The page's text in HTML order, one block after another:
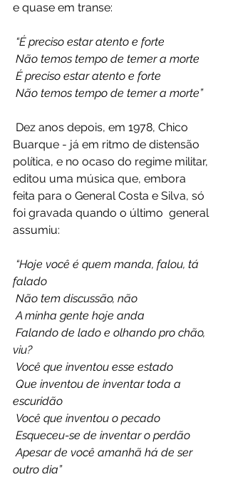
e quase em transe:
“É preciso estar atento e forte
Não temos tempo de temer a morte
É preciso estar atento e forte
Não temos tempo de temer a morte”
Buarque - já em ritmo de distensão
política, e no ocaso do regime militar,
editou uma música que, embora
feita para o General Costa e Silva, só
foi gravada quando o último  general
assumiu:
“Hoje você é quem manda, falou, tá
falado
Não tem discussão, não
A minha gente hoje anda
viu?
Você que inventou esse estado
escuridão
Você que inventou o pecado
Esqueceu-se de inventar o perdão
Apesar de você amanhã há de ser
outro dia”